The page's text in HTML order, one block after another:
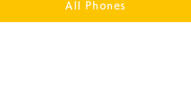
All Phones